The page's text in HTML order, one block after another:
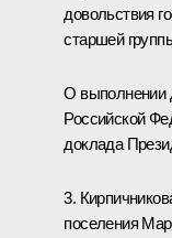
довольствия
старшей
О выполнении
Российской
доклада
3.
поселения